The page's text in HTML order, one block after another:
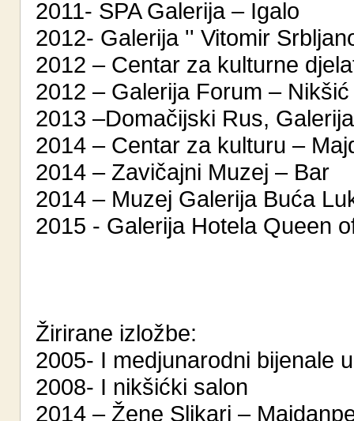
2011- SPA Galerija – Igalo
2012- Galerija '' Vitomir
2012 – Centar za kulturne
2012 – Galerija Forum – Nikšić
2013 –Domačijski Rus,
2014 – Centar za kulturu –
2014 – Zavičajni Muzej – Bar
2014 – Muzej Galerija Buća
2015 - Galerija Hotela Queen
Žirirane izložbe:
2005- I medjunarodni bijenale
2008- I nikšićki salon
2014 – Žene Slikari –